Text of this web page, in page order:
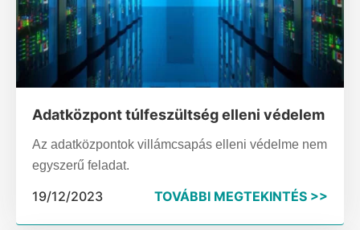
Adatközpont túlfeszültség elleni védelem
Az adatközpontok villámcsapás elleni védelme nem
egyszerű feladat.
19/12/2023 TOVÁBBI MEGTEKINTÉS >>